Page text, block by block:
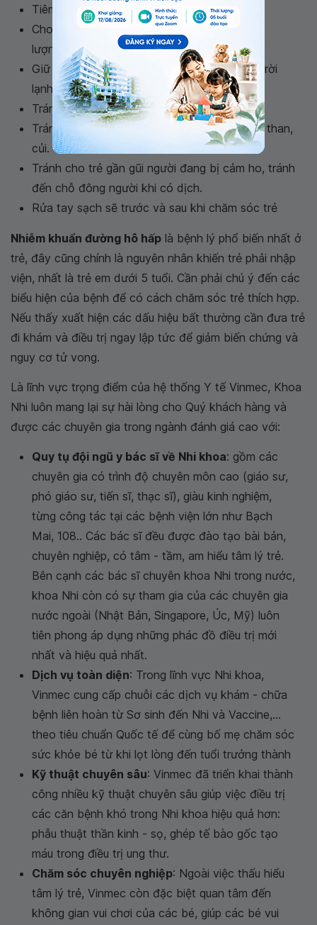
Tiêm phòng cho trẻ đầy đủ
Cho trẻ uống
Vitamin Avà các nguyên tố vi
lượng khác (sắt, kẽm, ...) theo hướng dẫn
Giữ trẻ thoáng mát khi trời nóng, ấm áp khi trời
lạnh
Tránh trẻ tiếp xúc với khói thuốc lá
Tránh nơi ô nhiễm, khói bụi, nhất là khói bếp than,
củi.
Tránh cho trẻ gần gũi người đang bị cảm ho, tránh
đến chỗ đông người khi có dịch.
Rửa tay sạch sẽ trước và sau khi chăm sóc trẻ
Nhiễm khuẩn đường hô hấp là bệnh lý phổ biến nhất ở
trẻ, đây cũng chính là nguyên nhân khiến trẻ phải nhập
viện, nhất là trẻ em dưới 5 tuổi. Cần phải chú ý đến các
biểu hiện của bệnh để có cách chăm sóc trẻ thích hợp.
Nếu thấy xuất hiện các dấu hiệu bất thường cần đưa trẻ
đi khám và điều trị ngay lập tức để giảm biến chứng và
nguy cơ tử vong.
Là lĩnh vực trọng điểm của hệ thống Y tế Vinmec, Khoa
Nhi luôn mang lại sự hài lòng cho Quý khách hàng và
được các chuyên gia trong ngành đánh giá cao với:
Quy tụ đội ngũ y bác sĩ về Nhi khoa: gồm các
chuyên gia có trình độ chuyên môn cao (giáo sư,
phó giáo sư, tiến sĩ, thạc sĩ), giàu kinh nghiệm,
từng công tác tại các bệnh viện lớn như Bạch
Mai, 108.. Các bác sĩ đều được đào tạo bài bản,
chuyên nghiệp, có tâm - tầm, am hiểu tâm lý trẻ.
Bên cạnh các bác sĩ chuyên khoa Nhi trong nước,
khoa Nhi còn có sự tham gia của các chuyên gia
nước ngoài (Nhật Bản, Singapore, Úc, Mỹ) luôn
tiên phong áp dụng những phác đồ điều trị mới
nhất và hiệu quả nhất.
Dịch vụ toàn diện: Trong lĩnh vực Nhi khoa,
Vinmec cung cấp chuỗi các dịch vụ khám - chữa
bệnh liên hoàn từ Sơ sinh đến Nhi và Vaccine,...
theo tiêu chuẩn Quốc tế để cùng bố mẹ chăm sóc
sức khỏe bé từ khi lọt lòng đến tuổi trưởng thành
Kỹ thuật chuyên sâu: Vinmec đã triển khai thành
công nhiều kỹ thuật chuyên sâu giúp việc điều trị
các căn bệnh khó trong Nhi khoa hiệu quả hơn:
phẫu thuật thần kinh - sọ, ghép tế bào gốc tạo
máu trong điều trị ung thư.
Chăm sóc chuyên nghiệp: Ngoài việc thấu hiểu
tâm lý trẻ, Vinmec còn đặc biệt quan tâm đến
không gian vui chơi của các bé, giúp các bé vui